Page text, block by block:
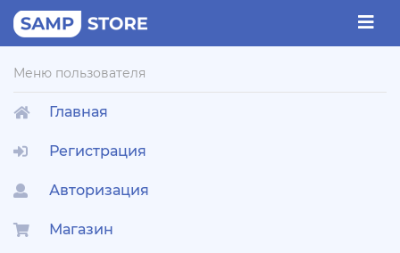
Меню пользователя
Главная
Регистрация
Авторизация
Магазин